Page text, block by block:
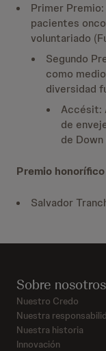
Primer
pacientes
voluntariado
Segundo
como
diversidad
Accésit:
de
de
Premio
Salvador
Sobre nosotros
Nuestro Credo
Nuestra
Nuestra historia
Innovación